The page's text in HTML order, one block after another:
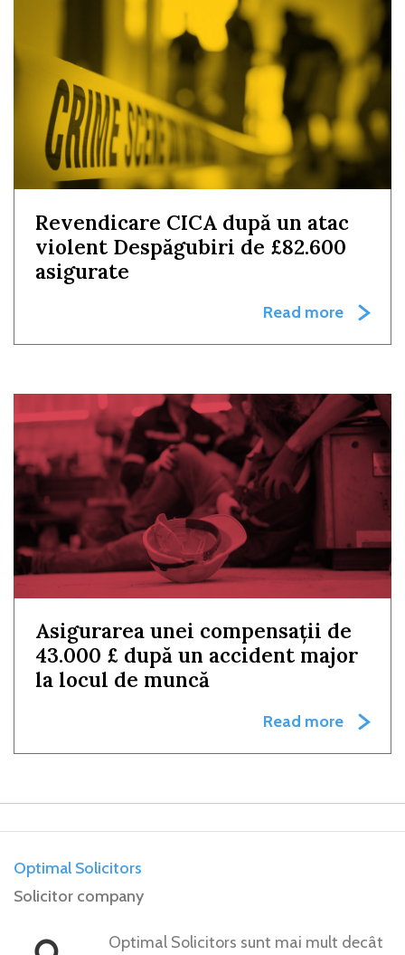
Revendicare CICA după un atac
violent Despăgubiri de £82.600
asigurate
Read more
Asigurarea unei compensații de
43.000 £ după un accident major
la locul de muncă
Read more
Optimal Solicitors
Solicitor company
Optimal Solicitors sunt mai mult decât